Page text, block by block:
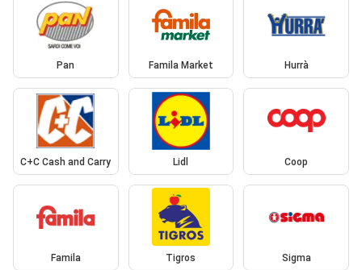
Pan Famila Market Hurrà
C+C Cash and Carry Lidl Coop
Famila Tigros Sigma